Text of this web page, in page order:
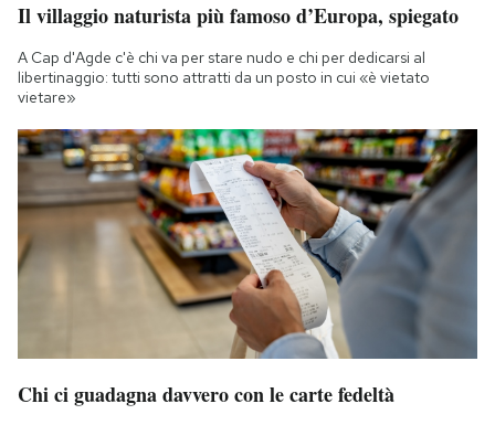
Il villaggio naturista più famoso d’Europa, spiegato
A Cap d'Agde c'è chi va per stare nudo e chi per dedicarsi al
libertinaggio: tutti sono attratti da un posto in cui «è vietato
vietare»
Chi ci guadagna davvero con le carte fedeltà